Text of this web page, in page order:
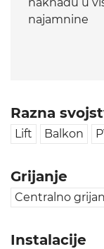
najamnine
Razna
Lift Balkon
Grijanje
Centralno
Instalacije